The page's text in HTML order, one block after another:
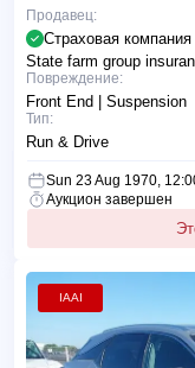
Продавец:
Страховая компания
State farm group
Повреждение:
Front End | Suspension
Тип:
Run & Drive
Sun 23 Aug 1970,
Аукцион завершен
IAAI